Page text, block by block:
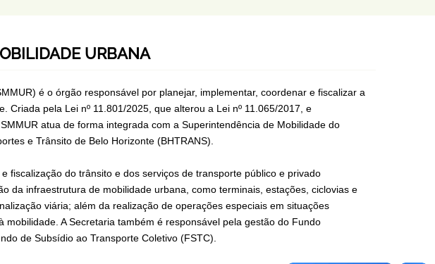
URBANA
é o órgão responsável por planejar, implementar, coordenar e fiscalizar a
Criada pela Lei nº 11.801/2025, que alterou a Lei nº 11.065/2017, e
atua de forma integrada com a Superintendência de Mobilidade do
e Trânsito de Belo Horizonte (BHTRANS).
fiscalização do trânsito e dos serviços de transporte público e privado
da infraestrutura de mobilidade urbana, como terminais, estações, ciclovias e
viária; além da realização de operações especiais em situações
A Secretaria também é responsável pela gestão do Fundo
de Subsídio ao Transporte Coletivo (FSTC).